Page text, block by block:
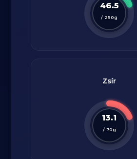
46.5
/ 250g
Zsír
13.1
/ 70g